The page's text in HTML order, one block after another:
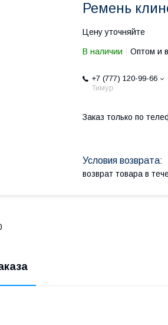
Ремень
Цену уточняйте
В наличии Оптом и
+7 (777) 120-99-66
Тимур
Заказ только по
возврат товара в